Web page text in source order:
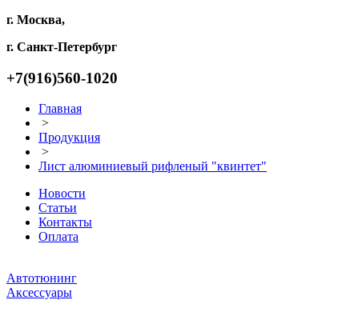
г. Москва,
г. Санкт-Петербург
+7(916)560-1020
Главная
>
Продукция
>
Лист алюминиевый рифленый "квинтет"
Новости
Статьи
Контакты
Оплата
Автотюнинг
Аксессуары